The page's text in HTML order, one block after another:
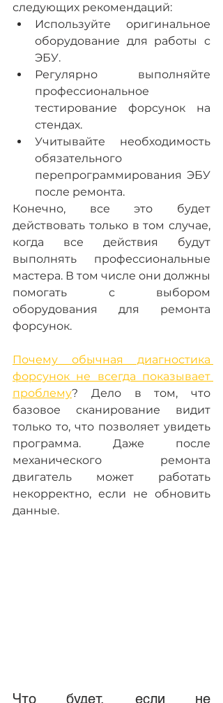
следующих рекомендаций:
Используйте оригинальное
оборудование для работы с
ЭБУ.
Регулярно выполняйте
профессиональное
тестирование форсунок на
стендах.
Учитывайте необходимость
обязательного
перепрограммирования ЭБУ
после ремонта.
Конечно, все это будет
действовать только в том случае,
когда все действия будут
выполнять профессиональные
мастера. В том числе они должны
помогать с выбором
оборудования для ремонта
форсунок.
Почему обычная диагностика
форсунок не всегда показывает
проблему? Дело в том, что
базовое сканирование видит
только то, что позволяет увидеть
программа. Даже после
механического ремонта
двигатель может работать
некорректно, если не обновить
данные.
Что будет, если не